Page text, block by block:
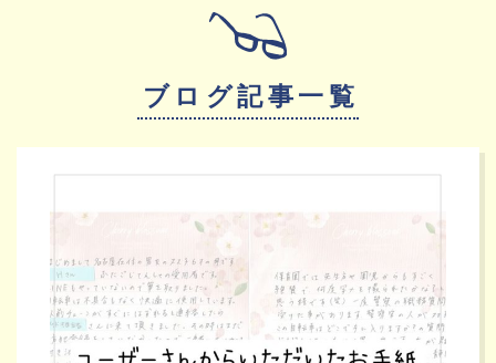
ブログ記事一覧